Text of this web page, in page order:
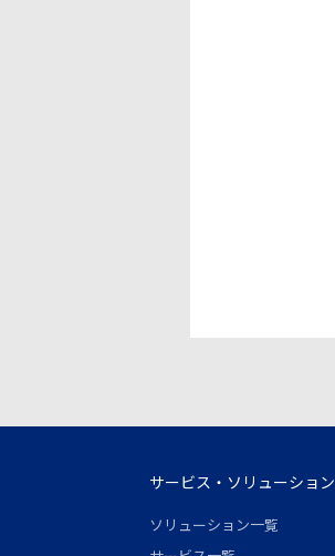
サービス・ソリューション
ソリューション一覧